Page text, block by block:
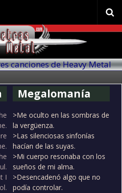
canciones de Heavy Metal
Megalomanía
I
>Me oculto en las sombras de
la vergüenza.
>Las silenciosas sinfonías
hacían de las suyas.
>Mi cuerpo resonaba con los
sueños de mi alma.
>Desencadenó algo que no
podía controlar.